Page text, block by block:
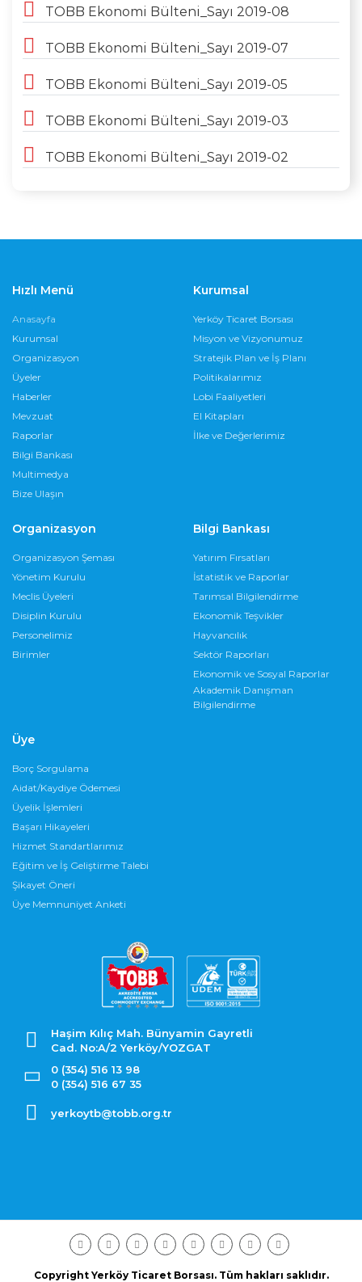
TOBB Ekonomi Bülteni_Sayı 2019-08
TOBB Ekonomi Bülteni_Sayı 2019-07
TOBB Ekonomi Bülteni_Sayı 2019-05
TOBB Ekonomi Bülteni_Sayı 2019-03
TOBB Ekonomi Bülteni_Sayı 2019-02
Hızlı Menü
Anasayfa
Kurumsal
Organizasyon
Üyeler
Haberler
Mevzuat
Raporlar
Bilgi Bankası
Multimedya
Bize Ulaşın
Kurumsal
Yerköy Ticaret Borsası
Misyon ve Vizyonumuz
Stratejik Plan ve İş Planı
Politikalarımız
Lobi Faaliyetleri
El Kitapları
İlke ve Değerlerimiz
Organizasyon
Organizasyon Şeması
Yönetim Kurulu
Meclis Üyeleri
Disiplin Kurulu
Personelimiz
Birimler
Bilgi Bankası
Yatırım Fırsatları
İstatistik ve Raporlar
Tarımsal Bilgilendirme
Ekonomik Teşvikler
Hayvancılık
Sektör Raporları
Ekonomik ve Sosyal Raporlar
Akademik Danışman
Bilgilendirme
Üye
Borç Sorgulama
Aidat/Kaydiye Ödemesi
Üyelik İşlemleri
Başarı Hikayeleri
Hizmet Standartlarımız
Eğitim ve İş Geliştirme Talebi
Şikayet Öneri
Üye Memnuniyet Anketi
Haşim Kılıç Mah. Bünyamin Gayretli
Cad. No:A/2 Yerköy/YOZGAT
0 (354) 516 13 98
0 (354) 516 67 35
yerkoytb@tobb.org.tr
Copyright Yerköy Ticaret Borsası. Tüm hakları saklıdır.